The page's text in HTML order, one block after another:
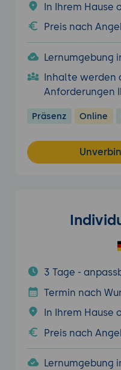
In Ihrem Hause
Preis nach
Lernumgebung
Inhalte werden
Anforderungen
Präsenz Online
3 Tage -
Termin nach
In Ihrem Hause
Preis nach
Lernumgebung